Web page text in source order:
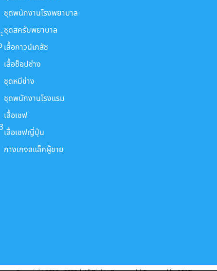
ชุดพนักงานโรงพยาบาล
ชุดสครับพยาบาล
เสื้อกาวน์เภสัช
เสื้อช็อปช่าง
ชุดหมีช่าง
ชุดพนักงานโรงแรม
เสื้อเชฟ
เสื้อเชฟญี่ปุ่น
กางเกงสแล็คผู้ชาย